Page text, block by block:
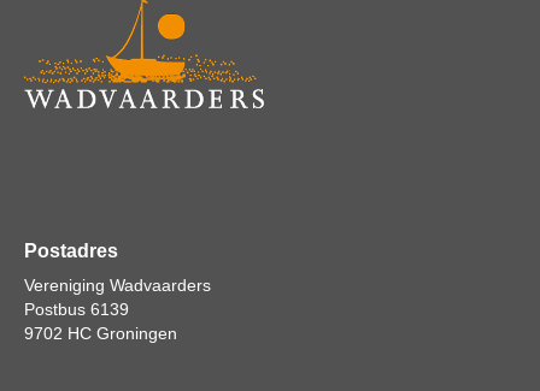
Postadres
Vereniging Wadvaarders
Postbus 6139
9702 HC Groningen